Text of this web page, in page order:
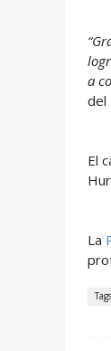
a
del
El
La